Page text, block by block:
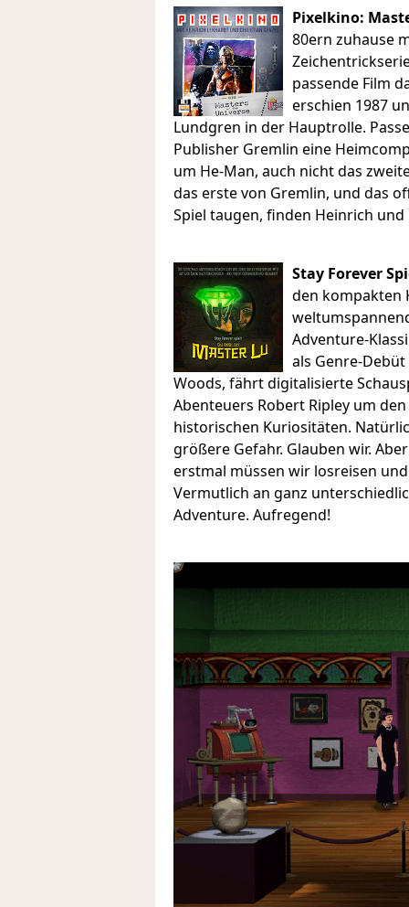
Pixelkino:
80ern zuhause
passende Film
erschien 1987
Lundgren in der Hauptrolle.
Publisher Gremlin eine
um He-Man, auch nicht das
das erste von Gremlin, und das
Spiel taugen, finden Heinrich
Stay Forever
den kompakten
Adventure-
als Genre-
Woods, fährt digitalisierte
Abenteuers Robert Ripley um
historischen Kuriositäten.
größere Gefahr. Glauben wir.
erstmal müssen wir losreisen
Vermutlich an ganz
Adventure. Aufregend!